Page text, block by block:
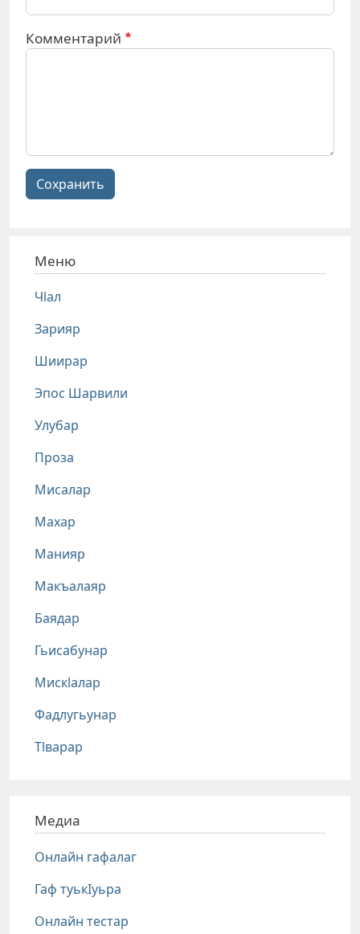
Комментарий
Сохранить
Меню
Чlал
Зарияр
Шиирар
Эпос Шарвили
Улубар
Проза
Мисалар
Махар
Манияр
Макъалаяр
Баядар
Гьисабунар
Мискlалар
Фадлугьунар
Тlварар
Медиа
Онлайн гафалаг
Гаф туькIуьра
Онлайн тестар